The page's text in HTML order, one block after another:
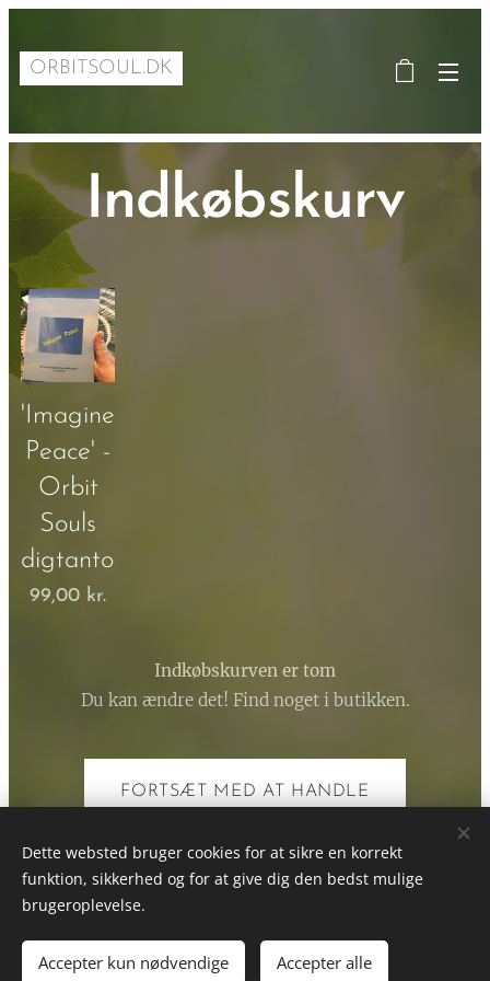
ORBITSOUL.DK
Indkøbskurv
'Imagine
Peace' -
Orbit
Souls
digtantologi
99,00 kr.
Indkøbskurven er tom
Du kan ændre det! Find noget i butikken.
FORTSÆT MED AT HANDLE
Orbit Soul - Æblets Kvarter 54b - 2990 Nivå - email
Cookies
Dette websted bruger cookies for at sikre en korrekt
funktion, sikkerhed og for at give dig den bedst mulige
brugeroplevelse.
Accepter kun nødvendige Accepter alle